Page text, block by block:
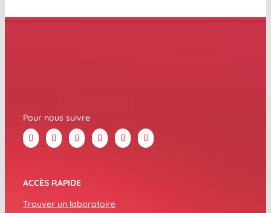
Pour nous suivre
ACCÈS RAPIDE
Trouver un laboratoire